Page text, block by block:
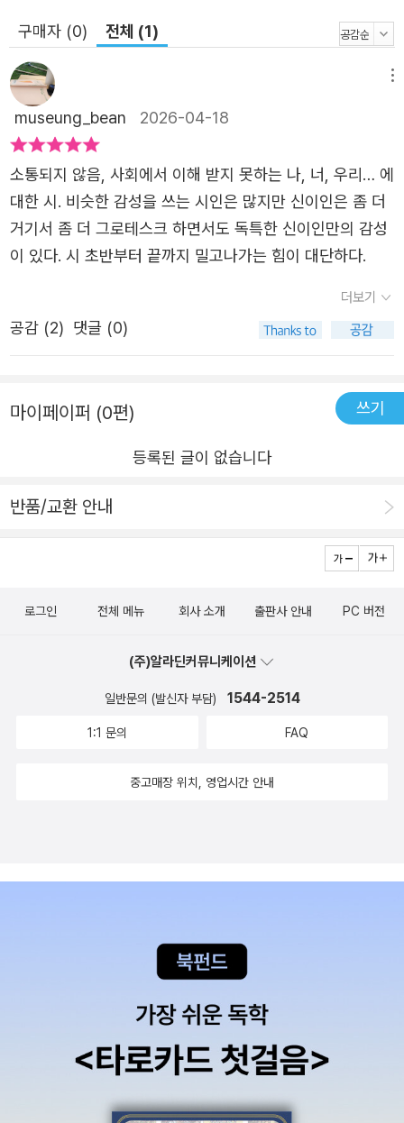
는 화자가 “옷을 전부 빼앗”기고 수치스러워”(「전문가의 사
랑」)하면서도, “평소 입지도 선망하지도 않는 이 웃기는 옷
을 사버렸다고, 다 끝났다”(「사치」)고 생각하는 까닭이다. 비
다. 비야. 새로 손질한 긴 머리카락이 젖고 드라이클리닝만
해온 카디건이 젖고 진짜 가죽으로 된 신이 젖고 속옷과 양
말이 젖고…… 그들은 비참해졌다. 비가 내려서. 비 때문에
우리는 엉망진창이 되었군. 그들은 회상을 시작했다. 한때
그들은 대머리였고 옷은 입지 않았고 물에 녹지 않는 페인트
를 발라 몸을 치장했고 미끄러지지 않는 고무 슬리퍼를 신고
막 내리는 투명한 비를 온전히 머금을 수 있도록 관리되고
있었다. 그들은 잘 닦인 리놀륨 바닥 위에서 하루도 빼놓지
않고 우우, 우우 소리를 지르며 춤을 췄다. 사람들은 경찰에
것 같던 기우제였다. 어쩌면 영원하기를 바랐는지도 모른다.
소용없어. 우리는 거짓된 소원을 빌고 있는 거다. 깨달은 그
들은 곧 기우제를 그만두고 집으로 내려갔다. _「외계인 가족
가 볼품없이 젖는다. “엉망진창이 되”어버린 그들은 대머리
에 옷도 입지 않은 채로 “우우, 우우 소리를 지르며 춤을” 추
던 과거를 회상한다. 머지않아 기우제를 끝낸 그들은 다시
의 역할놀이에서 초점을 거두면 신이인이 발견해낸 잠시간
두죠” 하고 답한다. 공권력조차 개입하지 못하도록 보호받는
외계인 가족의 춤판은 이후의 매끈한 일상과 대비를 이루며
겠으나”(「벗어나기」) “잠시 붙들어보려 했는데 흘러가”(「가
악 시들어버리는 진짜의 마음으로”(『이듬해 봄』) 말이다.
“순종적이면서 발칙하고 어수룩하면서 되바라진 화자가 세
계와 어긋나면서도 그에 끼워맞추어지는 시적 순간들은 못
한다.”(문학평론가 성현아, 해설) 줄곧 ‘나’에서 출발해 허무
는 있다”(「해파리들」)는 문장으로 귀결한다. 「벽난로가(家)
구매자 (0) 전체 (1)
museung_bean 2026-04-18
소통되지 않음, 사회에서 이해 받지 못하는 나, 너, 우리​… 에
대한 시. 비슷한 감성을 쓰는 시인은 많지만 신이인은 좀 더
거기서 좀 더 그로테스크 하면서도 독특한 신이인만의 감성
이 있다. 시 초반부터 끝까지 밀고나가는 힘이 대단하다.
더보기
공감 (2) 댓글 (0)
마이페이퍼 (0편) 쓰기
등록된 글이 없습니다
반품/교환 안내
로그인 전체 메뉴 회사 소개 출판사 안내 PC 버전
(주)알라딘커뮤니케이션
일반문의 (발신자 부담) 1544-2514
1:1 문의 FAQ
중고매장 위치, 영업시간 안내